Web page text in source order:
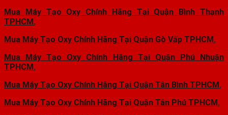
Mua Máy Tạo Oxy Chính Hãng Tại Quận Bình Thạnh
TPHCM,
Mua Máy Tạo Oxy Chính Hãng Tại Quận Gò Vấp TPHCM,
Mua Máy Tạo Oxy Chính Hãng Tại Quận Phú Nhuận
TPHCM,
Mua Máy Tạo Oxy Chính Hãng Tại Quận Tân Bình TPHCM,
Mua Máy Tạo Oxy Chính Hãng Tại Quận Tân Phú TPHCM,